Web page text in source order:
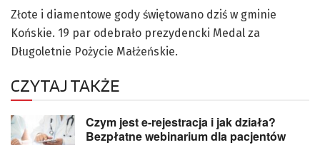
Złote i diamentowe gody świętowano dziś w gminie
Końskie. 19 par odebrało prezydencki Medal za
Długoletnie Pożycie Małżeńskie.
CZYTAJ TAKŻE
Czym jest e-rejestracja i jak działa?
Bezpłatne webinarium dla pacjentów